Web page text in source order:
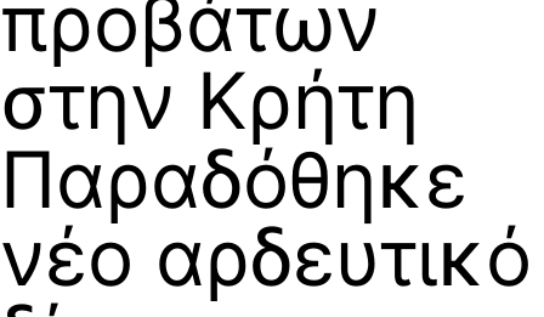
προβάτων
στην Κρήτη
Παραδόθηκε
νέο αρδευτικό